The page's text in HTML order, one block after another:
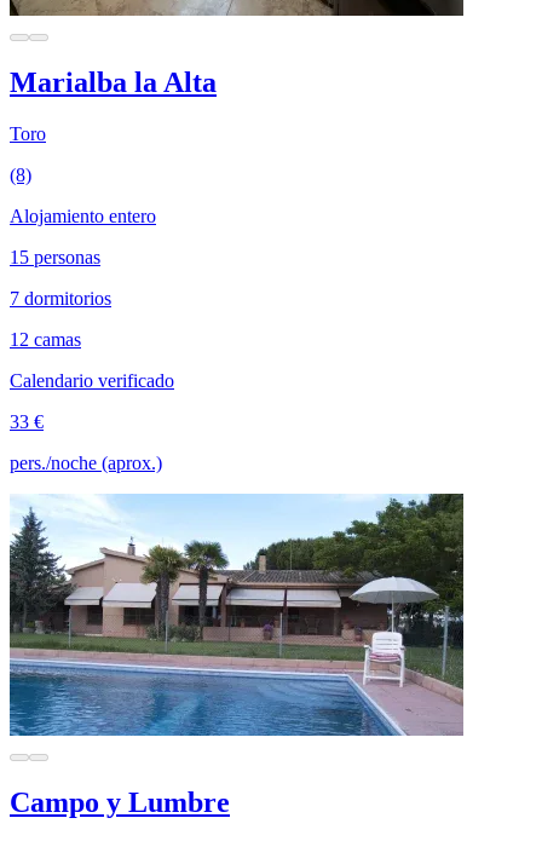
Marialba la Alta
Toro
(8)
Alojamiento entero
15 personas
7 dormitorios
12 camas
Calendario verificado
33 €
pers./noche (aprox.)
Campo y Lumbre